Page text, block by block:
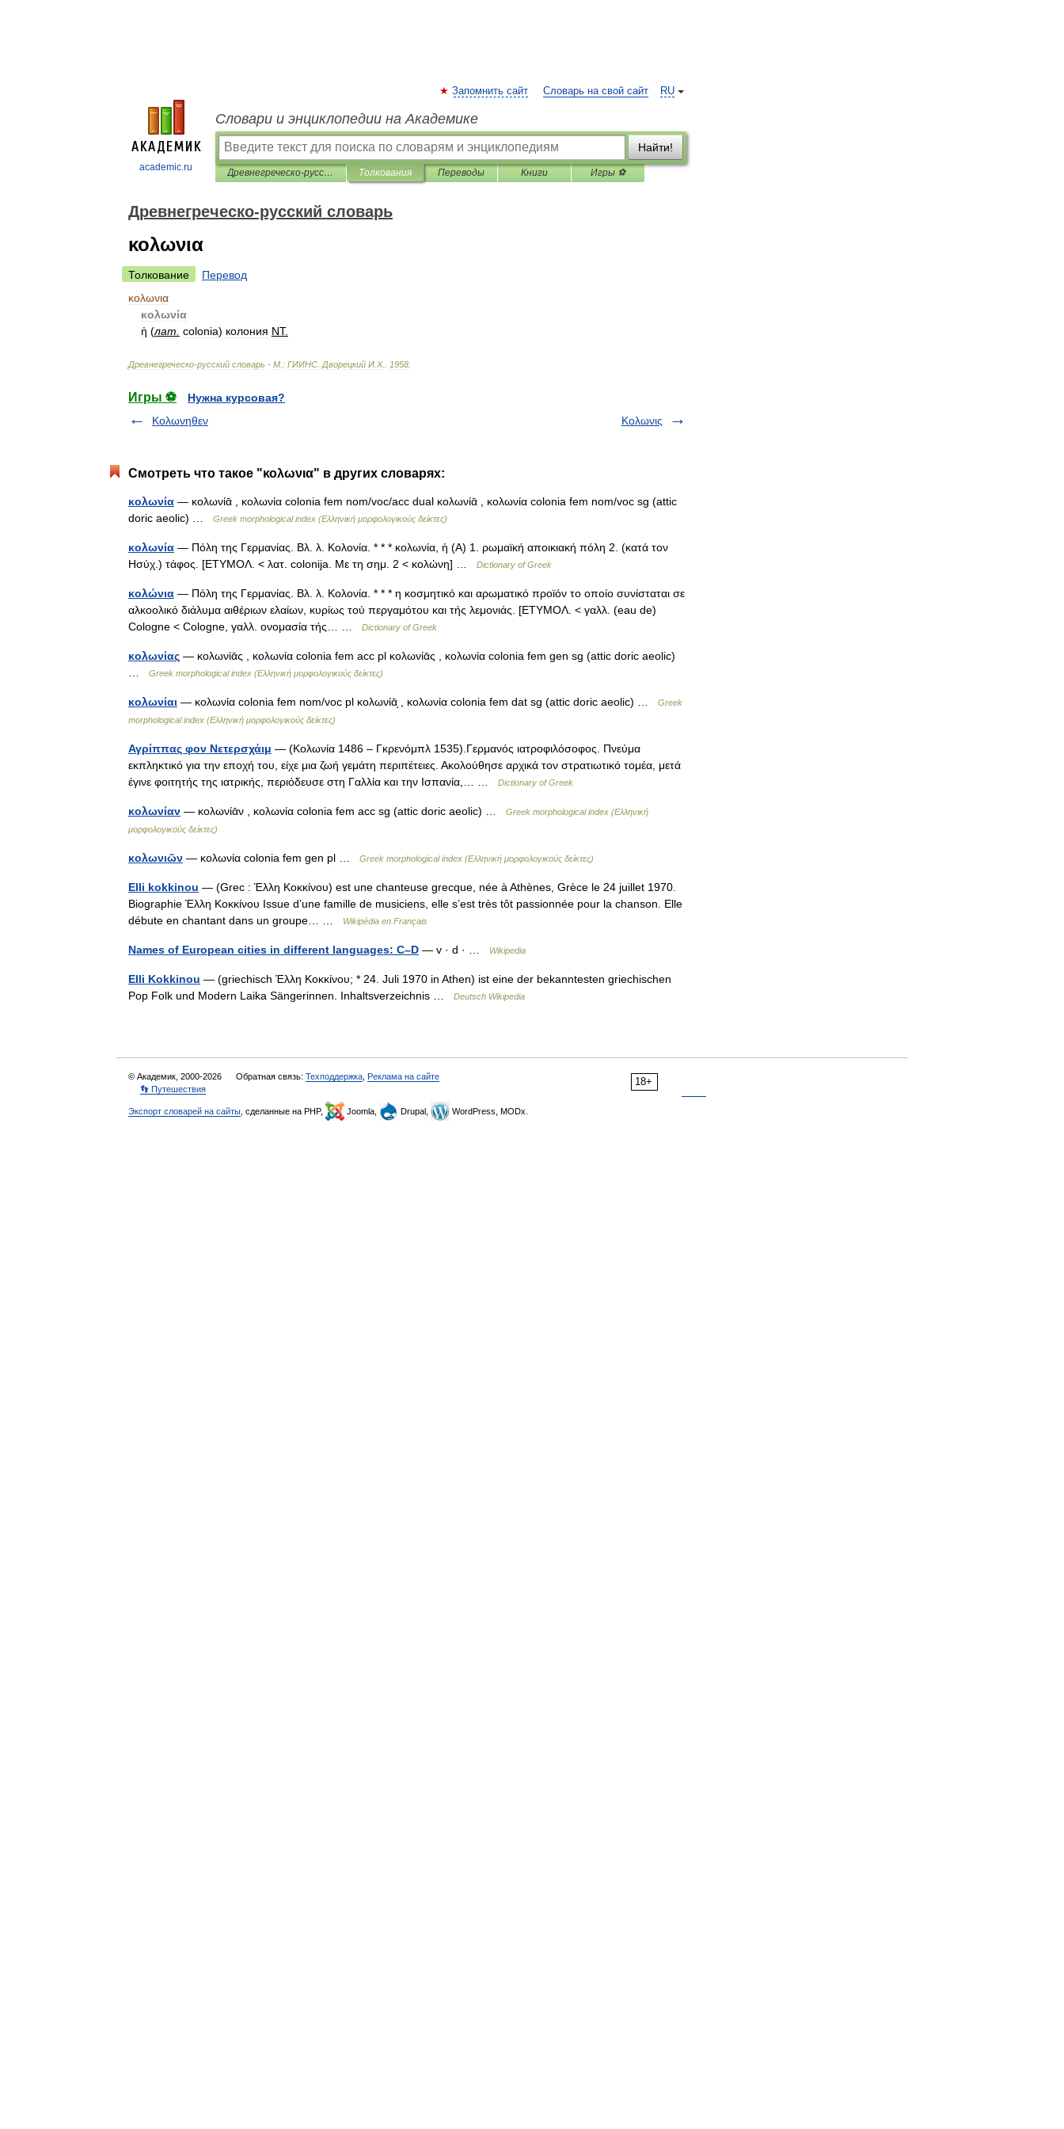
academic.ru
RU
Запомнить сайт Словарь на свой сайт
Словари и энциклопедии на Академике
Найти!
Древнегреческо-русский словарь Толкования Переводы Книги Игры ⚽
Древнегреческо-русский словарь
κολωνια
Толкование
Перевод
κολωνια
κολωνία
ἡ (лат colonia) колония NT.
Древнегреческо-русский словарь - М : ГИИНС Дворецкий И Х. 1958
Игры ⚽
Нужна курсовая?
Κολωνηθεν
Κολωνις
Смотреть что такое "κολωνια" в других словарях:
κολωνία — κολωνίᾱ , κολωνία colonia fem nom/voc/acc dual κολωνίᾱ , κολωνία colonia fem nom/voc sg (attic
doric aeolic) …
Greek morphological index (Ελληνική μορφολογικούς δείκτες)
κολωνία — Πόλη της Γερμανίας. Βλ. λ. Κολονία. * * * κολωνία, ἡ (Α) 1. ρωμαϊκή αποικιακή πόλη 2. (κατά τον
Ησύχ.) τάφος. [ΕΤΥΜΟΛ. < λατ. colonija. Με τη σημ. 2 < κολώνη] …
Dictionary of Greek
κολώνια — Πόλη της Γερμανίας. Βλ. λ. Κολονία. * * * η κοσμητικό και αρωματικό προϊόν το οποίο συνίσταται σε
αλκοολικό διάλυμα αιθέριων ελαίων, κυρίως τού περγαμότου και τής λεμονιάς. [ΕΤΥΜΟΛ. < γαλλ. (eau de)
Cologne < Cologne, γαλλ. ονομασία τής… …
Dictionary of Greek
κολωνίας — κολωνίᾱς , κολωνία colonia fem acc pl κολωνίᾱς , κολωνία colonia fem gen sg (attic doric aeolic)
Greek morphological index (Ελληνική μορφολογικούς δείκτες)
κολωνίαι — κολωνία colonia fem nom/voc pl κολωνίᾱͅ , κολωνία colonia fem dat sg (attic doric aeolic) …
Greek
morphological index (Ελληνική μορφολογικούς δείκτες)
Αγρίππας φον Νετερσχάιμ — (Κολωνία 1486 – Γκρενόμπλ 1535).Γερμανός ιατροφιλόσοφος. Πνεύμα
εκπληκτικό για την εποχή του, είχε μια ζωή γεμάτη περιπέτειες. Ακολούθησε αρχικά τον στρατιωτικό τομέα, μετά
έγινε φοιτητής της ιατρικής, περιόδευσε στη Γαλλία και την Ισπανία,… …
Dictionary of Greek
κολωνίαν — κολωνίᾱν , κολωνία colonia fem acc sg (attic doric aeolic) …
Greek morphological index (Ελληνική
μορφολογικούς δείκτες)
κολωνιῶν — κολωνία colonia fem gen pl … Greek morphological index (Ελληνική μορφολογικούς δείκτες)
Elli kokkinou — (Grec : Έλλη Κοκκίνου) est une chanteuse grecque, née à Athènes, Grèce le 24 juillet 1970.
Biographie Έλλη Κοκκίνου Issue d’une famille de musiciens, elle s’est très tôt passionnée pour la chanson. Elle
débute en chantant dans un groupe… …
Wikipédia en Français
Names of European cities in different languages: C–D — v · d · … Wikipedia
Elli Kokkinou — (griechisch Έλλη Κοκκίνου; * 24. Juli 1970 in Athen) ist eine der bekanntesten griechischen
Pop Folk und Modern Laika Sängerinnen. Inhaltsverzeichnis …
Deutsch Wikipedia
18+
© Академик, 2000-2026 Обратная связь: Техподдержка Реклама на сайте
👣 Путешествия
Экспорт словарей на сайты , сделанные на PHP, Joomla, Drupal, WordPress, MODx.